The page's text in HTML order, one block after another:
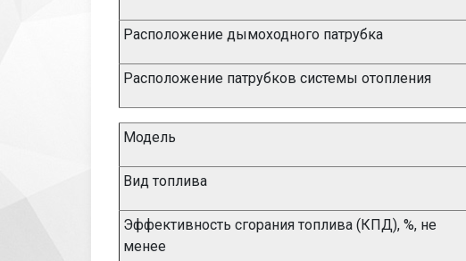
Расположение дымоходного патрубка
Расположение патрубков системы отопления
Модель
Вид топлива
Эффективность сгорания топлива (КПД), %, не
менее